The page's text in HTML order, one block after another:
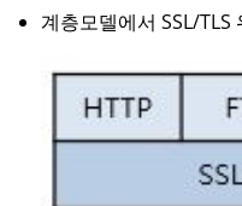
계층모델에서 SSL/TLS